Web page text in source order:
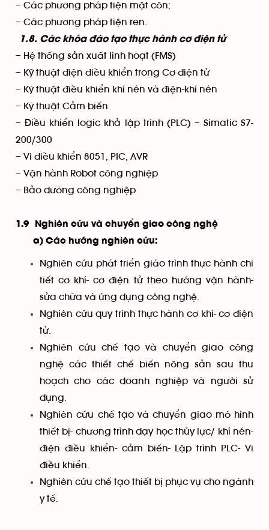
– Các phương pháp tiện mặt côn;
– Các phương pháp tiện ren.
1.8. Các khóa đào tạo thực hành cơ điện tử
– Hệ thống sản xuất linh hoạt (FMS)
– Kỹ thuật điện điều khiển trong Cơ điện tử
– Kỹ thuật điều khiển khí nén và điện-khí nén
– Kỹ thuật Cảm biến
– Điều khiển logic khả lập trình (PLC) – Simatic S7-
200/300
– Vi điều khiển 8051, PIC, AVR
– Vận hành Robot công nghiệp
– Bảo dưỡng công nghiệp
1.9 Nghiên cứu và chuyển giao công nghệ
a) Các hướng nghiên cứu:
Nghiên cứu phát triển giáo trình thực hành chi
tiết cơ khí- cơ điện tử theo hướng vận hành-
sửa chữa và ứng dụng công nghệ.
Nghiên cứu quy trình thực hành cơ khí- cơ điện
tử.
Nghiên cứu chế tạo và chuyển giao công
nghệ các thiết chế biến nông sản sau thu
hoạch cho các doanh nghiệp và người sử
dụng.
Nghiên cứu chế tạo và chuyển giao mô hình
thiết bị- chương trình dạy học thủy lực/ khí nén-
điện điều khiển- cảm biến- Lập trình PLC- Vi
điều khiển.
Nghiên cứu chế tạo thiết bị phục vụ cho ngành
y tế.